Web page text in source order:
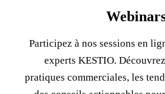
Participez à nos sessions en
experts KESTIO.
pratiques commerciales, les